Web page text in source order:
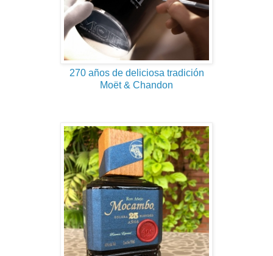
270 años de deliciosa tradición
Moët & Chandon